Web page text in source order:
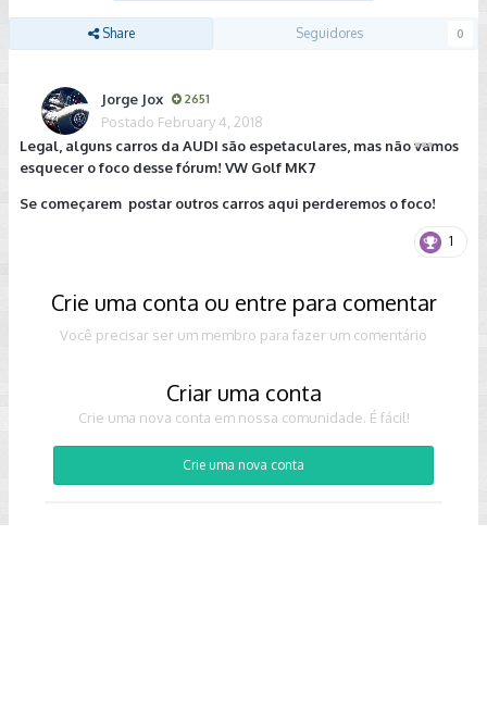
Share Seguidores 0
Jorge Jox 2651
Postado February 4, 2018
Legal, alguns carros da AUDI são espetaculares, mas não vamos
esquecer o foco desse fórum! VW Golf MK7
Se começarem postar outros carros aqui perderemos o foco!
1
Crie uma conta ou entre para comentar
Você precisar ser um membro para fazer um comentário
Criar uma conta
Crie uma nova conta em nossa comunidade. É fácil!
Crie uma nova conta